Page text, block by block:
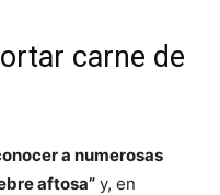
carne de
a numerosas
aftosa” y, en